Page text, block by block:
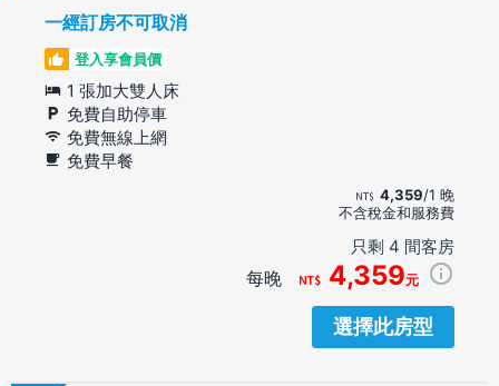
一經訂房不可取消
登入享會員價
1 張加大雙人床
免費自助停車
免費無線上網
免費早餐
4,359/1 晚
不含稅金和服務費
只剩 4 間客房
每晚 4,359元
選擇此房型